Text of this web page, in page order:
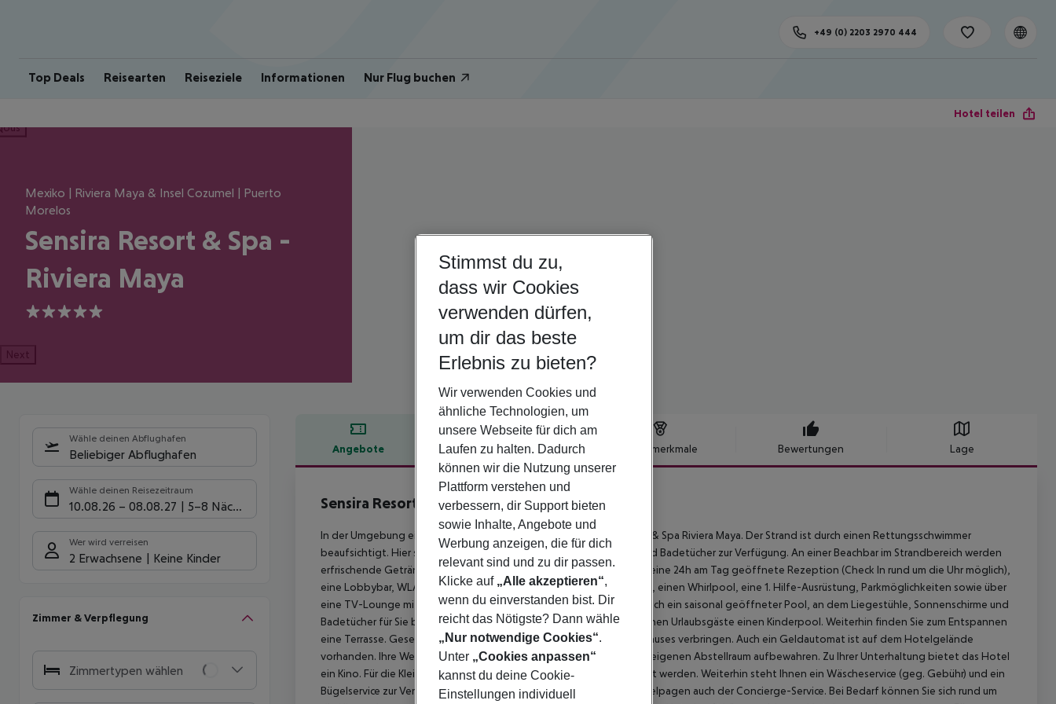
Top Deals Reisearten Reiseziele Informationen Nur Flug buchen
+49 (0) 2203 2970 444
Hotel teilen
Mexiko | Riviera Maya & Insel Cozumel | Puerto
Morelos
Sensira Resort & Spa -
Riviera Maya
5
Next
Wähle deinen Abflughafen
Beliebiger Abflughafen
Wähle deinen Reisezeitraum
10.08.26 – 08.08.27 5-8 Nächte
Wer wird verreisen
2 Erwachsene Keine Kinder
Zimmer & Verpflegung
Zimmertypen wählen
Angebote Hotelbeschreibung Hotelmerkmale Bewertungen Lage
Hotelbeschreibung
Sensira Resort & Spa - Riviera Maya
In der Umgebung eines Sandstrandes liegt das Hotel Sensira Resort & Spa Riviera Maya. Der Strand ist durch einen Rettungsschwimmer
beaufsichtigt. Hier stehen Liegestühle, Auflagen, Sonnenschirme und Badetücher zur Verfügung. An einer Beachbar im Strandbereich werden
erfrischende Getränke serviert. Das klimatisierte Hotel verfügt über eine 24h am Tag geöffnete Rezeption (Check In rund um die Uhr möglich),
eine Lobbybar, WLAN, einen Lift, einen kleinen Shop, eine Boutique, einen Whirlpool, eine 1. Hilfe-Ausrüstung, Parkmöglichkeiten sowie über
eine TV-Lounge mit SAT-TV. Im Außenbereich der Anlage befindet sich ein saisonal geöffneter Pool, an dem Liegestühle, Sonnenschirme und
Badetücher für Sie bereitstehen. Daneben finden Sie hier für die kleinen Urlaubsgäste einen Kinderpool. Weiterhin finden Sie zum Entspannen
eine Terrasse. Gesellige Stunden können Sie in der Diskothek des Hauses verbringen. Auch ein Geldautomat ist auf dem Hotelgelände
vorhanden. Ihre Wertsachen können Sie im Safe, Ihr Gepäck im hoteleigenen Abstellraum aufbewahren. Zu Ihrer Unterhaltung bietet das Hotel
ein Kino. Für die Kleinsten können Babybetten zur Verfügung gestellt werden. Weiterhin steht Ihnen ein Wäscheservice (geg. Gebühr) und ein
Bügelservice zur Verfügung. Für Ihren Komfort sorgt neben dem Hotelpagen auch der Concierge-Service. Bei Bedarf können Sie sich rund um
Stimmst du zu,
dass wir Cookies
verwenden dürfen,
um dir das beste
Erlebnis zu bieten?
Wir verwenden Cookies und
ähnliche Technologien, um
unsere Webseite für dich am
Laufen zu halten. Dadurch
können wir die Nutzung unserer
Plattform verstehen und
verbessern, dir Support bieten
sowie Inhalte, Angebote und
Werbung anzeigen, die für dich
relevant sind und zu dir passen.
Klicke auf „Alle akzeptieren“,
wenn du einverstanden bist. Dir
reicht das Nötigste? Dann wähle
„Nur notwendige Cookies“.
Unter „Cookies anpassen“
kannst du deine Cookie-
Einstellungen individuell